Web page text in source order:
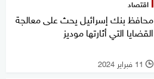
اقتصاد
محافظ بنك إسرائيل يحث على معالجة
القضايا التي أثارتها موديز
l 11 فبراير 2024